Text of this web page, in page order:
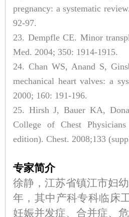
pregnancy: a systematic
92-97.
23. Dempfle CE. Minor
Med. 2004; 350: 1914-1915.
24. Chan WS, Anand S,
mechanical heart valves: a
2000; 160: 191-196.
25. Hirsh J, Bauer KA,
College of Chest
edition). Chest. 2008;133
专家简介
徐静，江苏省镇江市妇
年，其中产科专科临床
妊娠并发症、合并症、